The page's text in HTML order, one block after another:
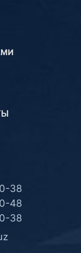
38
48
38